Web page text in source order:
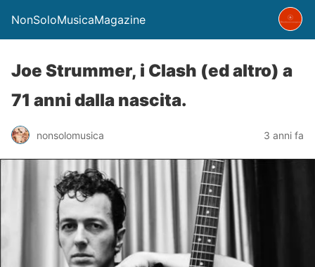
NonSoloMusicaMagazine
Joe Strummer, i Clash (ed altro) a
71 anni dalla nascita.
nonsolomusica 3 anni fa